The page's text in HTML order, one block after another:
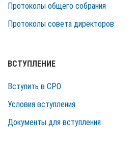
Протоколы общего собрания
Протоколы совета директоров
ВСТУПЛЕНИЕ
Вступить в СРО
Условия вступления
Документы для вступления